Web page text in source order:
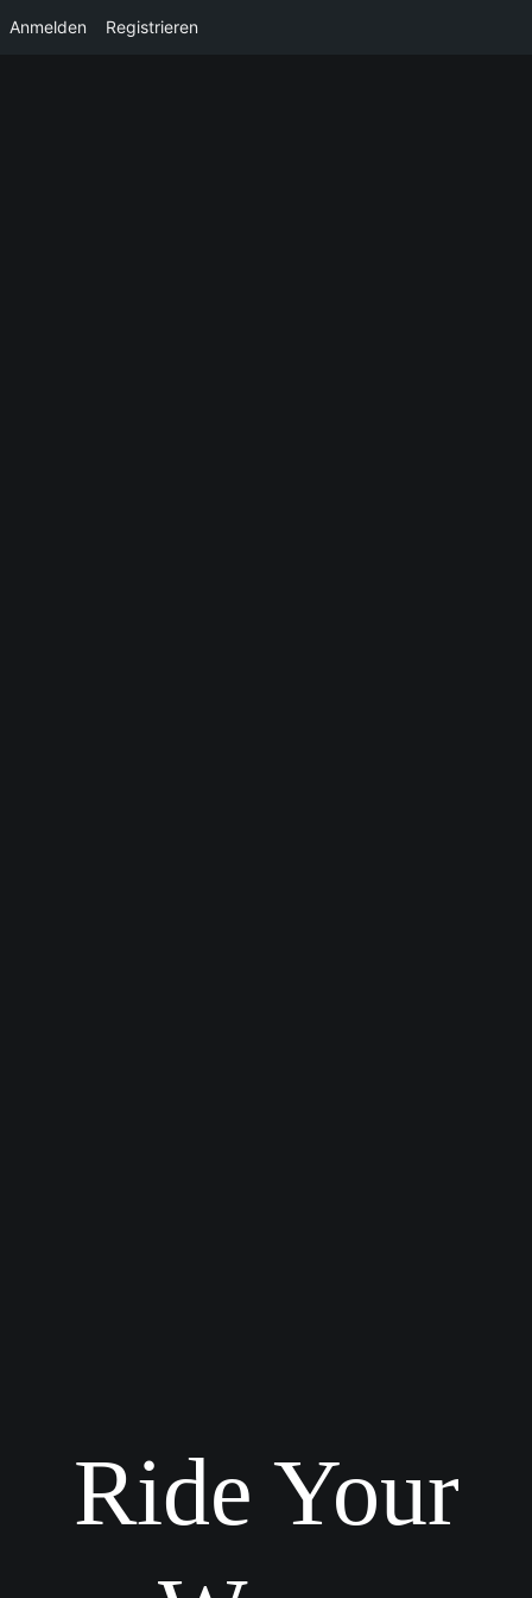
Anmelden Registrieren
Ride Your